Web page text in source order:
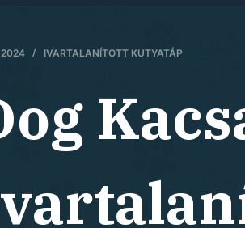
2024 IVARTALANÍTOTT KUTYATÁP